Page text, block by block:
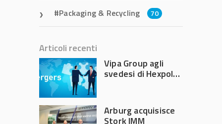
Packaging & Recycling 70
Articoli recenti
Vipa Group agli
svedesi di Hexpol
Arburg acquisisce
Stork IMM